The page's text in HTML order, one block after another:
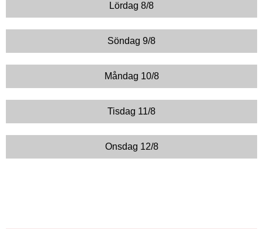
Lördag 8/8
Söndag 9/8
Måndag 10/8
Tisdag 11/8
Onsdag 12/8